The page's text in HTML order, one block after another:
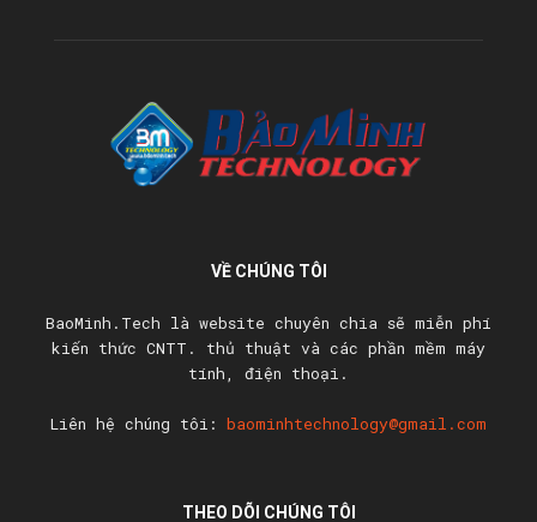
VỀ CHÚNG TÔI
BaoMinh.Tech là website chuyên chia sẽ miễn phí
kiến thức CNTT. thủ thuật và các phần mềm máy
tính, điện thoại.
Liên hệ chúng tôi: baominhtechnology@gmail.com
THEO DÕI CHÚNG TÔI